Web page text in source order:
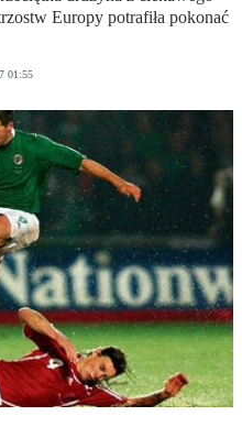
Europy potrafiła pokonać
01:55